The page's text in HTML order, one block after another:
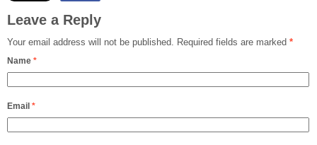
Leave a Reply
Your email address will not be published. Required fields are marked *
Name *
Email *